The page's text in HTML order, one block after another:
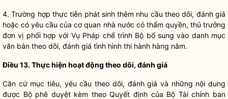
4. Trường hợp thực tiễn phát sinh thêm nhu cầu theo dõi, đánh giá
hoặc có yêu cầu của cơ quan nhà nước có thẩm quyền, thủ trưởng
đơn vị phối hợp với Vụ Pháp chếtrình Bộ bổ sung vào danh mục
văn bản theo dõi, đánh giá tình hình thi hành hàng năm.
Điều 13. Thực hiện hoạt động theo dõi, đánh gíá
Căn cứ mục tiêu, yêu cầu theo dõi, đánh giá và những nội dung
được Bộ phê duyệt kèm theo Quyết định của Bộ Tài chính ban